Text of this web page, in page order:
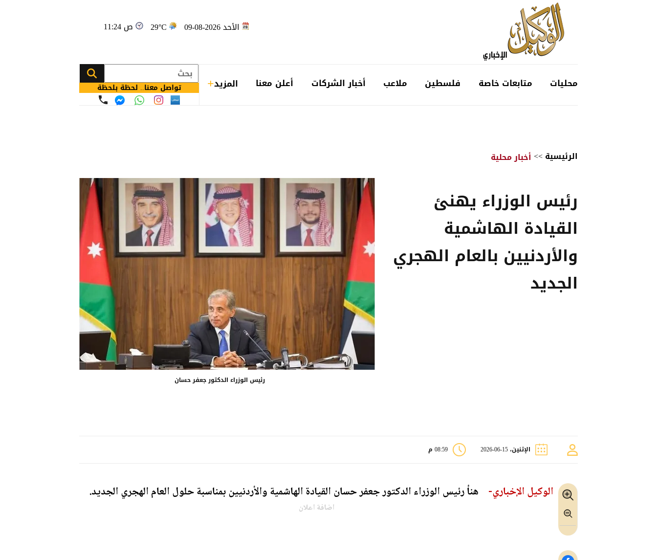
الأحد 2026-08-09 29°C 11:24 ص
محليات متابعات خاصة فلسطين ملاعب أخبار الشركات أعلن معنا المزيد تواصل معنا.. لحظة بلحظة
الرئيسية>>أخبار محلية
رئيس الوزراء يهنئ
القيادة الهاشمية
والأردنيين بالعام الهجري
الجديد
رئيس الوزراء الدكتور جعفر حسان
الإثنين، 15-06-2026 08:59 م
الوكيل الإخباري- هنأ رئيس الوزراء الدكتور جعفر حسان القيادة الهاشمية والأردنيين بمناسبة حلول العام الهجري الجديد.
اضافة اعلان